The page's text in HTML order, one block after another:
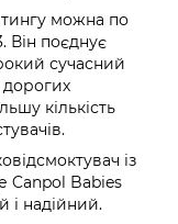
можна по
Він поєднує
сучасний
дорогих
кількість
із
Canpol Babies
і надійний.